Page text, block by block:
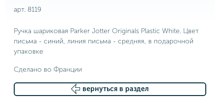
арт. 8119
Ручка шариковая Parker Jotter Originals Plastic White. Цвет
письма - синий, линия письма - средняя, в подарочной
упаковке
Сделано во Франции
вернуться в раздел